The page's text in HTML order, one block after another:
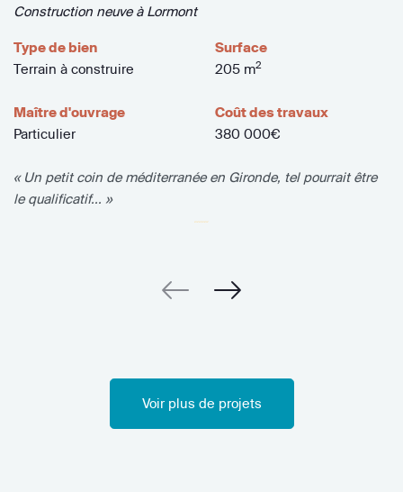
Construction neuve à Lormont
Type de bien
Terrain à construire
Surface
205 m2
Maître d'ouvrage
Particulier
Coût des travaux
380 000€
« Un petit coin de méditerranée en Gironde, tel pourrait être
le qualificatif... »
Voir plus de projets